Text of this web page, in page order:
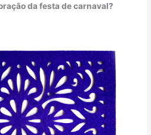
da festa de carnaval?